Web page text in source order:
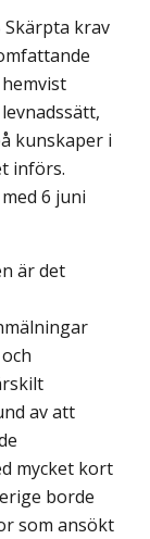
Skärpta krav
kunskaper i
införs.
6 juni
är det
av att
mycket kort
borde
som ansökt